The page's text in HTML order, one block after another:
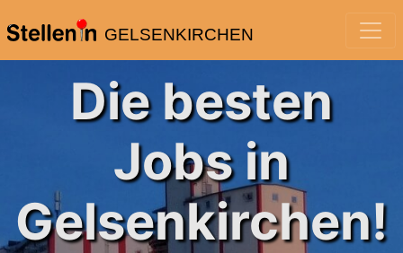
GELSENKIRCHEN
Die besten
Jobs in
Gelsenkirchen!